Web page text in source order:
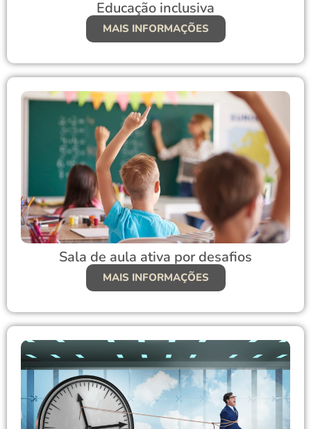
Educação inclusiva
MAIS INFORMAÇÕES
Sala de aula ativa por desafios
MAIS INFORMAÇÕES